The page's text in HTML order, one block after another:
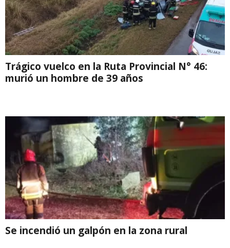
Trágico vuelco en la Ruta Provincial N° 46:
murió un hombre de 39 años
Se incendió un galpón en la zona rural